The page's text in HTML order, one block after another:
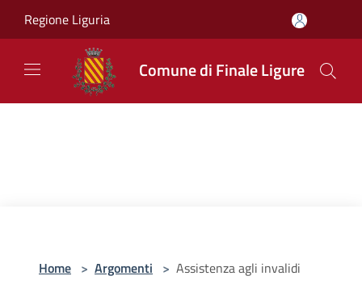
Regione Liguria
Comune di Finale Ligure
Home > Argomenti > Assistenza agli invalidi